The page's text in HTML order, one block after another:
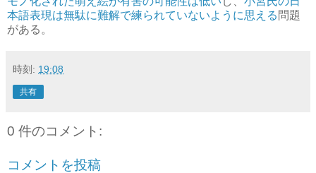
本語表現は無駄に難解で練られていないように思える 問題
がある。
時刻: 19:08
共有
0 件のコメント:
コメントを投稿